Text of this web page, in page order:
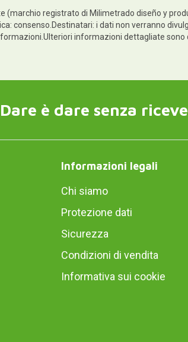
(marchio registrato di Milimetrado diseño y
consenso.Destinatari: i dati non verranno
informazioni dettagliate sono
Dare è dare senza
Informazioni legali
Chi siamo
Protezione dati
Sicurezza
Condizioni di vendita
Informativa sui cookie